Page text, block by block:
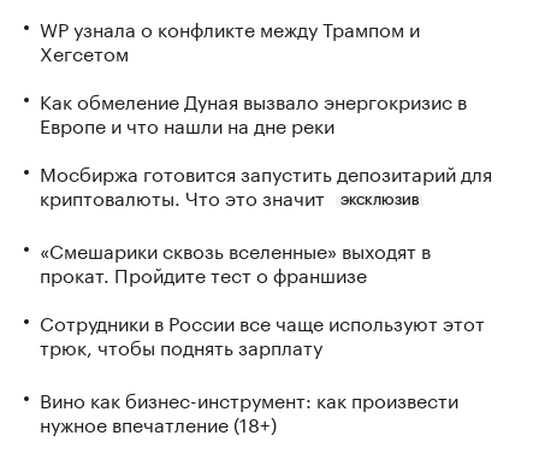
WP узнала о конфликте между Трампом и
Хегсетом
Как обмеление Дуная вызвало энергокризис в
Европе и что нашли на дне реки
Мосбиржа готовится запустить депозитарий для
криптовалюты. Что это значит
ЭКСКЛЮЗИВ
«Смешарики сквозь вселенные» выходят в
прокат. Пройдите тест о франшизе
Сотрудники в России все чаще используют этот
трюк, чтобы поднять зарплату
Вино как бизнес-инструмент: как произвести
нужное впечатление (18+)